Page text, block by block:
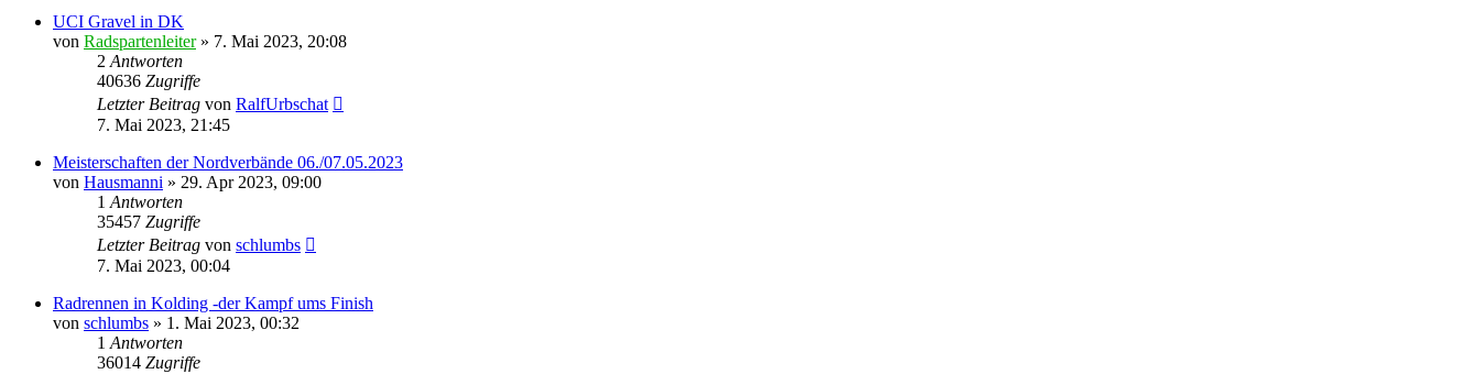
UCI Gravel in DK
von Radspartenleiter» 7. Mai 2023, 20:08
2 Antworten
40636 Zugriffe
Letzter Beitrag von RalfUrbschat
7. Mai 2023, 21:45
Meisterschaften der Nordverbände 06./07.05.2023
von Hausmanni » 29. Apr 2023, 09:00
1 Antworten
35457 Zugriffe
Letzter Beitrag von schlumbs
7. Mai 2023, 00:04
Radrennen in Kolding -der Kampf ums Finish
von schlumbs » 1. Mai 2023, 00:32
1 Antworten
36014 Zugriffe